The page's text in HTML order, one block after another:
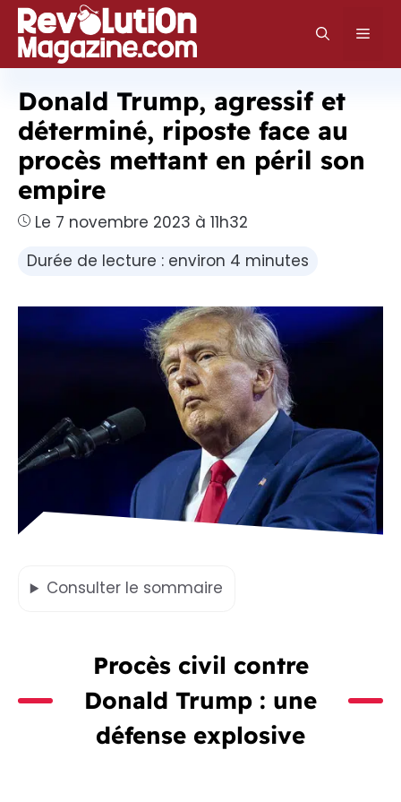
Aller
au
contenu
Donald Trump, agressif et
déterminé, riposte face au
procès mettant en péril son
empire
Le 7 novembre 2023 à 11h32
Durée de lecture : environ 4 minutes
Consulter le sommaire
Procès civil contre
Donald Trump : une
défense explosive